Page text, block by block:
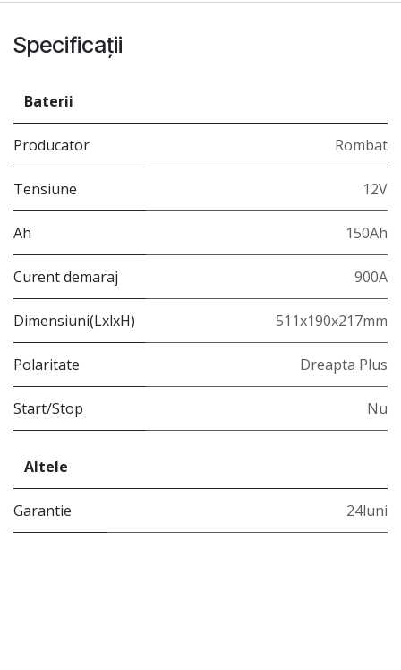
Specificații
Baterii
Producator Rombat
Tensiune 12V
Ah 150Ah
Curent demaraj 900A
Dimensiuni(LxlxH) 511x190x217mm
Polaritate Dreapta Plus
Start/Stop Nu
Altele
Garantie 24luni